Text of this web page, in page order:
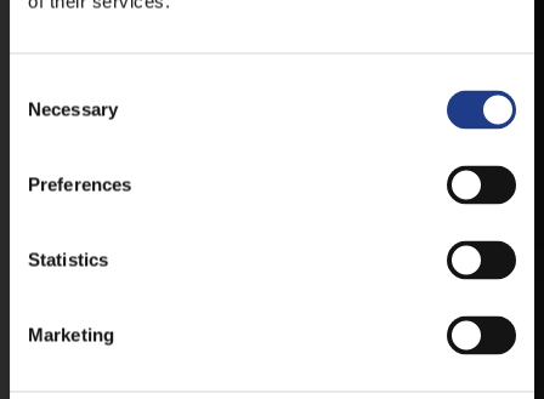
Necessary
Preferences
Statistics
Marketing
TÖLTSE LE APPLIKÁCIÓNKAT, HOGY
ELSŐ KÉZBŐL ÉRTESÜLHESSEN
ISMERT HELYEKEN, VAGY IDE KATTINTVA :